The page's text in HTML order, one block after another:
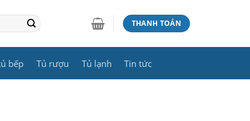
THANH TOÁN
bếp Tủ rượu Tủ lạnh Tin tức